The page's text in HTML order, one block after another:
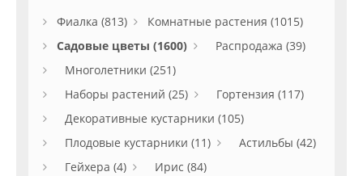
Фиалка (813)
Комнатные растения (1015)
Садовые цветы (1600)
Распродажа (39)
Многолетники (251)
Наборы растений (25)
Гортензия (117)
Декоративные кустарники (105)
Плодовые кустарники (11)
Астильбы (42)
Гейхера (4)
Ирис (84)